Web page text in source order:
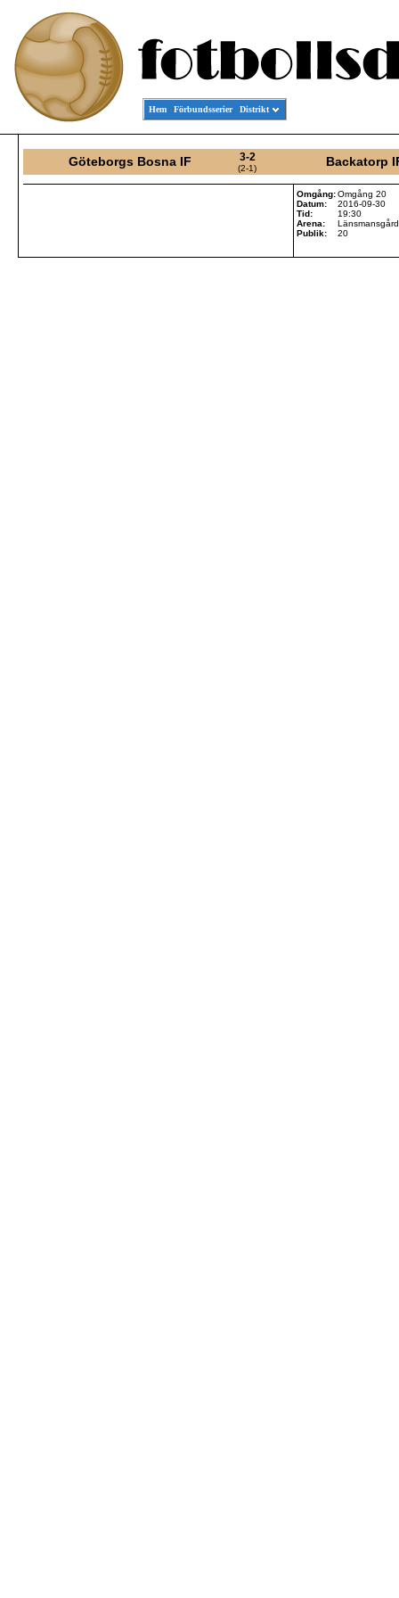
Hem Förbundsserier Distrikt
Göteborgs Bosna IF 3-2
(2-1) Backatorp
Omgång:Omgång 20
Datum:
2016-09-30
Tid:
19:30
Arena:
Publik:
20